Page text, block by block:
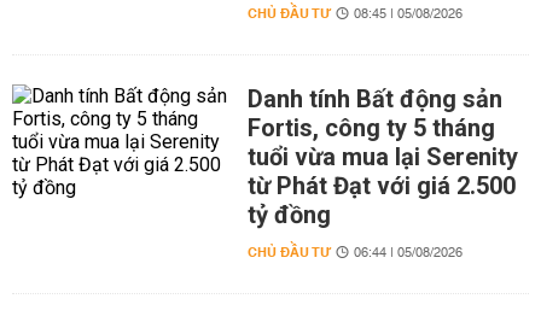
CHỦ ĐẦU TƯ 08:45 | 05/08/2026
Danh tính Bất động sản
Fortis, công ty 5 tháng
tuổi vừa mua lại Serenity
từ Phát Đạt với giá 2.500
tỷ đồng
CHỦ ĐẦU TƯ 06:44 | 05/08/2026